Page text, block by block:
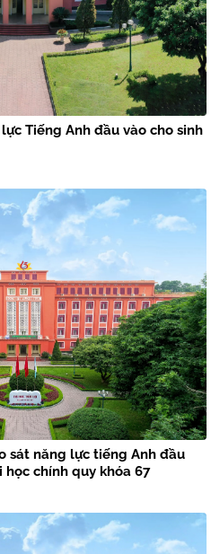
Tiếng Anh đầu vào cho sinh
sát năng lực tiếng Anh đầu
chính quy khóa 67